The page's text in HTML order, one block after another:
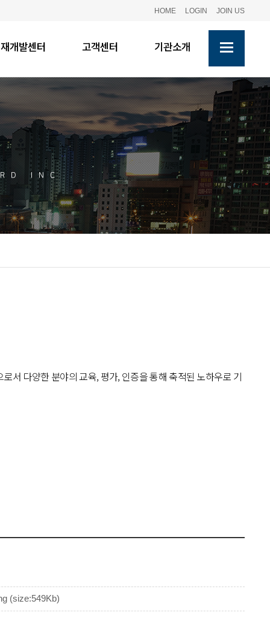
HOME LOGIN JOIN US
개발센터 고객센터 기관소개
INC
서 다양한 분야의 교육, 평가, 인증을 통해 축적된 노하우로 기
(size:549Kb)